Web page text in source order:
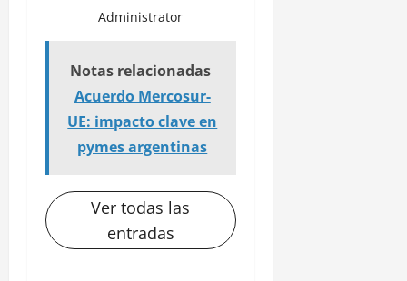
Administrator
Notas relacionadas
Acuerdo Mercosur-
UE: impacto clave en
pymes argentinas
Ver todas las
entradas